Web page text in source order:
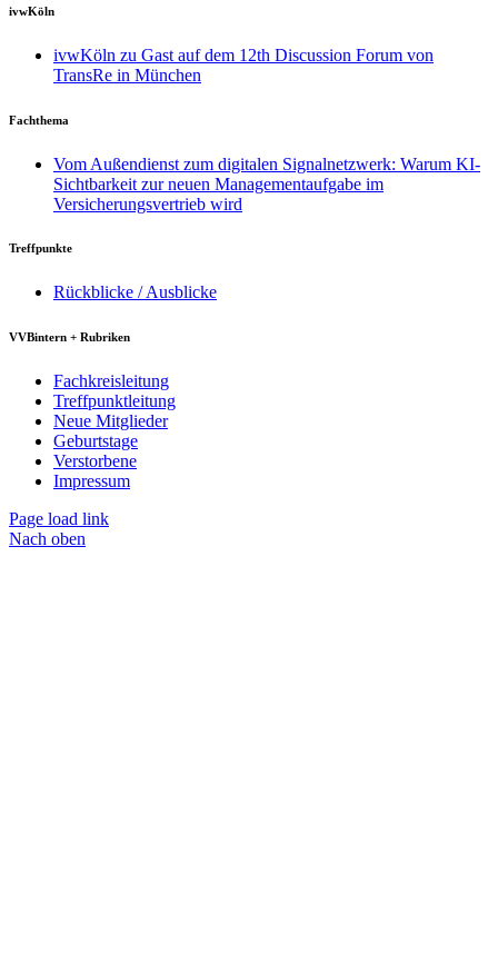
ivwKöln
ivwKöln zu Gast auf dem 12th Discussion Forum von
TransRe in München
Fachthema
Vom Außendienst zum digitalen Signalnetzwerk: Warum KI-
Sichtbarkeit zur neuen Managementaufgabe im
Versicherungsvertrieb wird
Treffpunkte
Rückblicke / Ausblicke
VVBintern + Rubriken
Fachkreisleitung
Treffpunktleitung
Neue Mitglieder
Geburtstage
Verstorbene
Impressum
Page load link
Nach oben